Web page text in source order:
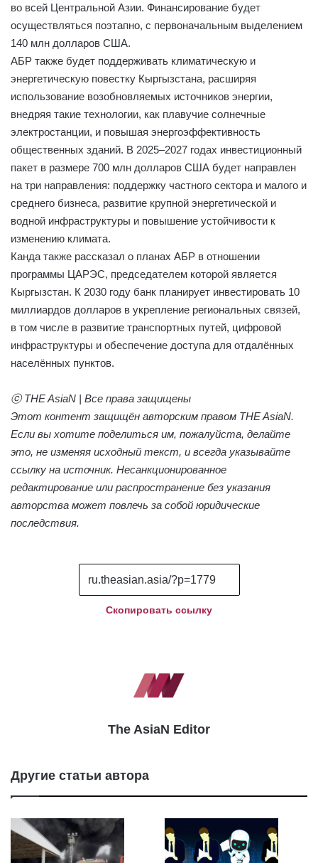
во всей Центральной Азии. Финансирование будет
осуществляться поэтапно, с первоначальным выделением
140 млн долларов США.
АБР также будет поддерживать климатическую и
энергетическую повестку Кыргызстана, расширяя
использование возобновляемых источников энергии,
внедряя такие технологии, как плавучие солнечные
электростанции, и повышая энергоэффективность
общественных зданий. В 2025–2027 годах инвестиционный
пакет в размере 700 млн долларов США будет направлен
на три направления: поддержку частного сектора и малого и
среднего бизнеса, развитие крупной энергетической и
водной инфраструктуры и повышение устойчивости к
изменению климата.
Канда также рассказал о планах АБР в отношении
программы ЦАРЭС, председателем которой является
Кыргызстан. К 2030 году банк планирует инвестировать 10
миллиардов долларов в укрепление региональных связей,
в том числе в развитие транспортных путей, цифровой
инфраструктуры и обеспечение доступа для отдалённых
населённых пунктов.
ⓒ THE AsiaN | Все права защищены
Этот контент защищён авторским правом THE AsiaN.
Если вы хотите поделиться им, пожалуйста, делайте
это, не изменяя исходный текст, и всегда указывайте
ссылку на источник. Несанкционированное
редактирование или распространение без указания
авторства может повлечь за собой юридические
последствия.
Скопировать ссылку
The AsiaN Editor
Другие статьи автора